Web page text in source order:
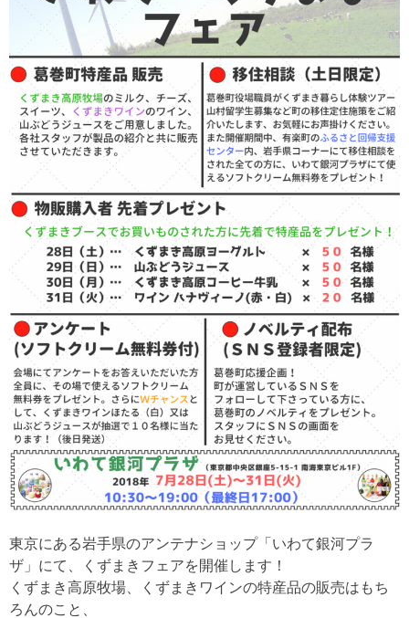
東京にある岩手県のアンテナショップ「いわて銀河プラ
ザ」にて、くずまきフェアを開催します！
くずまき高原牧場、くずまきワインの特産品の販売はもち
ろんのこと、